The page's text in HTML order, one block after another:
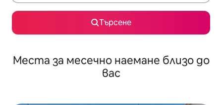
Търсене
Места за месечно наемане близо до
вас